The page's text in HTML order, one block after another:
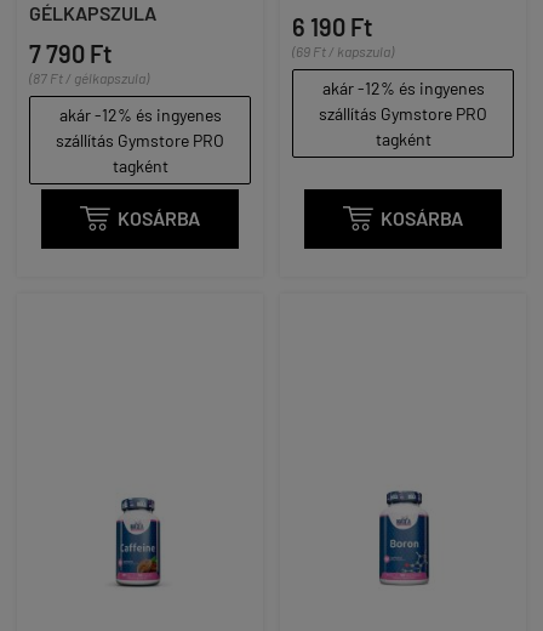
GÉLKAPSZULA
7 790 Ft
(87 Ft / gélkapszula)
akár -12% és ingyenes
szállítás Gymstore PRO
tagként
 KOSÁRBA
6 190 Ft
(69 Ft / kapszula)
akár -12% és ingyenes
szállítás Gymstore PRO
tagként
 KOSÁRBA